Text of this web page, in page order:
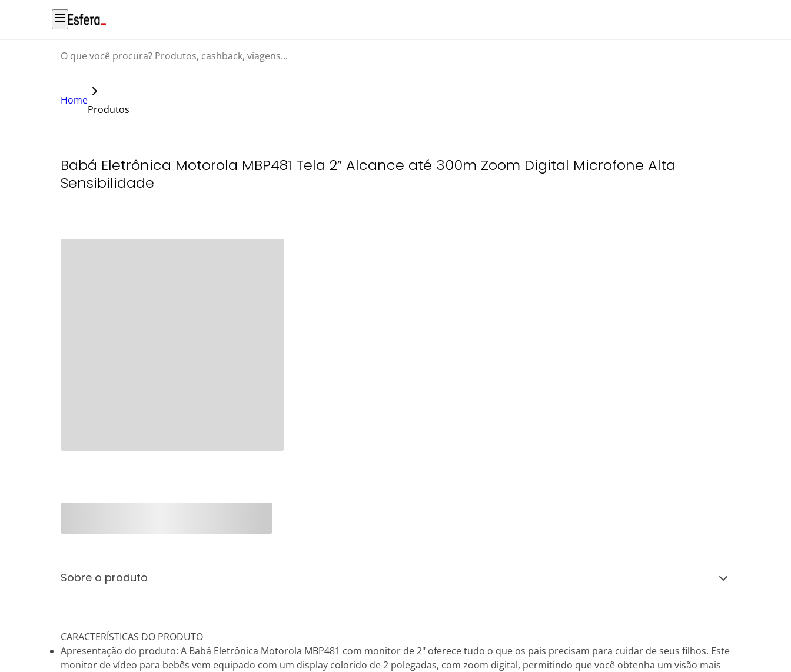
O que você procura? Produtos, cashback, viagens...
Home
Produtos
Babá Eletrônica Motorola MBP481 Tela 2” Alcance até 300m Zoom Digital Microfone Alta
Sensibilidade
Sobre o produto
CARACTERÍSTICAS DO PRODUTO
Apresentação do produto: A Babá Eletrônica Motorola MBP481 com monitor de 2" oferece tudo o que os pais precisam para cuidar de seus filhos. Este
monitor de vídeo para bebês vem equipado com um display colorido de 2 polegadas, com zoom digital, permitindo que você obtenha um visão mais